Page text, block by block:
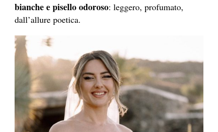
bianche e pisello odoroso: leggero, profumato,
dall’allure poetica.